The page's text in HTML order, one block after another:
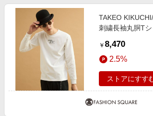
コスメ・健康・医薬品
キッズ・ベビー用品
家電・PC・スマホ・カメラ
エンタメ
スポーツ・アウトドア・ゴルフ
インテリア・寝具
新着ストアのご紹介
電子書籍特集
楽天ペイ導入ストア
楽天サービス特集
わくわく夏特集
楽天IDでログイン/会員登録
TAKEO
刺繍長袖丸胴T
￥ 8,470
2.5%
ストアにすす